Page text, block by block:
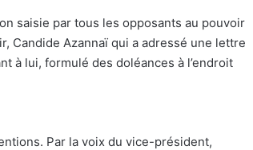
saisie par tous les opposants au pouvoir
Candide Azannaï qui a adressé une lettre
à lui, formulé des doléances à l’endroit
Par la voix du vice-président,